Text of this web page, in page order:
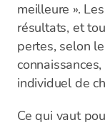
meilleure ».
résultats, et
pertes, selon
individuel de
Ce qui vaut